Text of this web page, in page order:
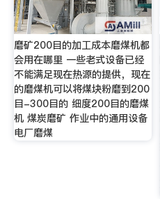
磨矿200目的加工成本磨煤机都
会用在哪里 一些老式设备已经
不能满足现在热源的提供，现在
的磨煤机可以将煤块粉磨到200
目-300目的 细度200目的磨煤
机 煤炭磨矿 作业中的通用设备
电厂磨煤